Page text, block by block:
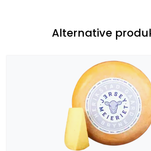
Alternative